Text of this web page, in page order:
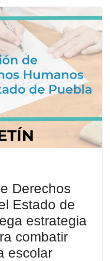
Derechos
Estado de
estrategia
combatir
escolar